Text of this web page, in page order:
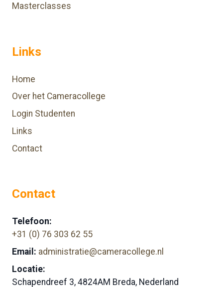
Masterclasses
Links
Home
Over het Cameracollege
Login Studenten
Links
Contact
Contact
Telefoon:
+31 (0) 76 303 62 55
Email: administratie@cameracollege.nl
Locatie:
Schapendreef 3, 4824AM Breda, Nederland